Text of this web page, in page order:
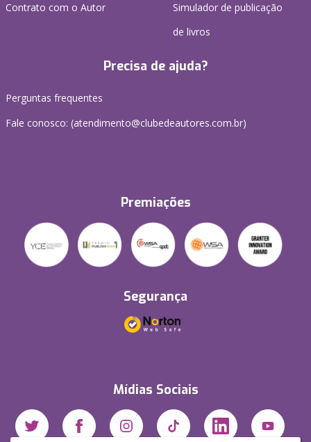
Contrato com o Autor
Simulador de publicação
de livros
Precisa de ajuda?
Perguntas frequentes
Fale conosco: (atendimento@clubedeautores.com.br)
Premiações
Segurança
Mídias Sociais